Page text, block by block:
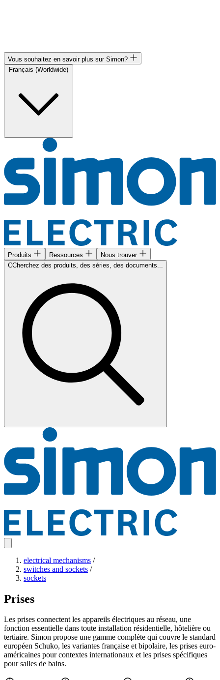
Vous souhaitez en savoir plus sur Simon?
Produits Ressources
Nous trouver
CCherchez des produits, des séries, des documents...
electrical mechanisms /
switches and sockets /
sockets
Prises
Les prises connectent les appareils électriques au réseau, une
fonction essentielle dans toute installation résidentielle, hôtelière ou
tertiaire. Simon propose une gamme complète qui couvre le standard
européen Schuko, les variantes française et bipolaire, les prises euro-
américaines pour contextes internationaux et les prises spécifiques
pour salles de bains.